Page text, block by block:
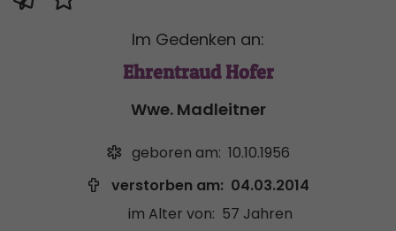
Im Gedenken an:
Ehrentraud Hofer
Wwe. Madleitner
geboren am: 10.10.1956
verstorben am: 04.03.2014
im Alter von: 57 Jahren